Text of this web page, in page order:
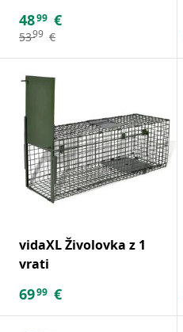
4899 €
5399 €
vidaXL Živolovka z 1
vrati
6999 €